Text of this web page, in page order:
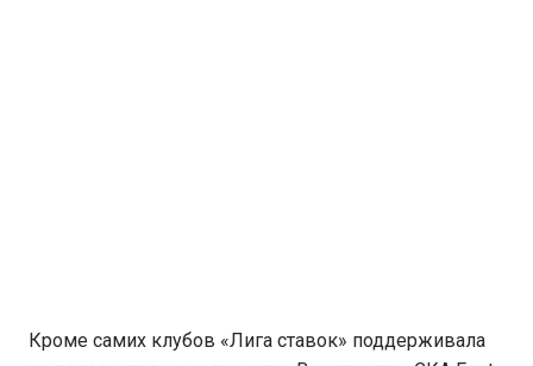
Кроме самих клубов «Лига ставок» поддерживала